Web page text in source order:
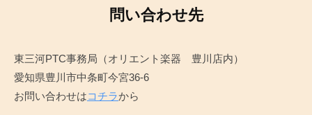
問い合わせ先
東三河PTC事務局（オリエント楽器 豊川店内）
愛知県豊川市中条町今宮36-6
お問い合わせはコチラから